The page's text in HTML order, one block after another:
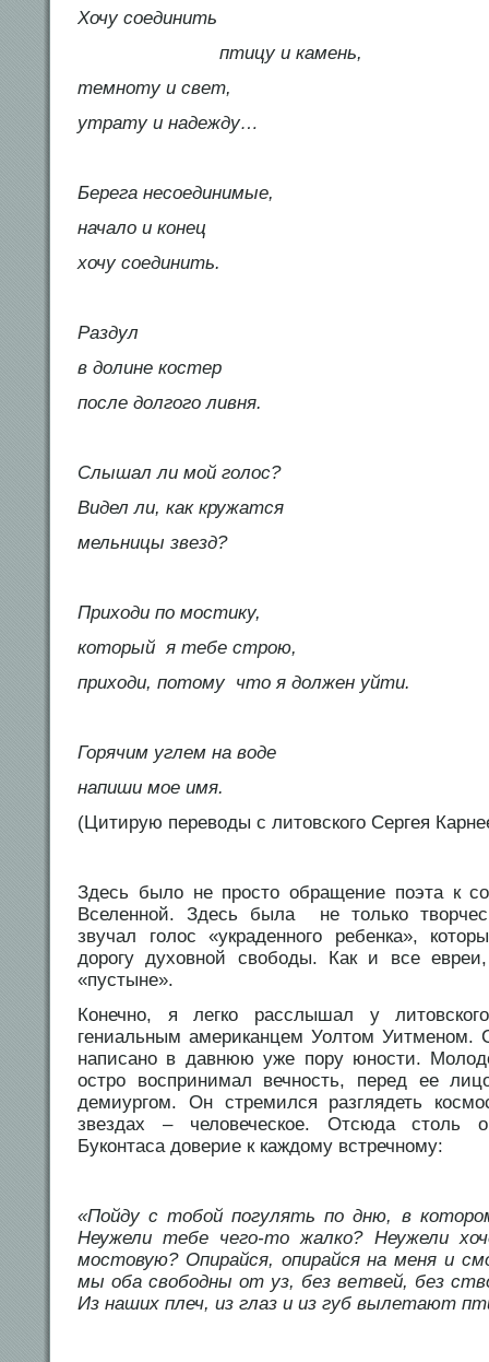
Хочу соединить
птицу и камень,
темноту и свет,
утрату и надежду…
Берега несоединимые,
начало и конец
хочу соединить.
Раздул
в долине костер
после долгого ливня.
Слышал ли мой голос?
Видел ли, как кружатся
мельницы звезд?
Приходи по мостику,
который я тебе строю,
приходи, потому что я должен уйти.
Горячим углем на воде
напиши мое имя.
(Цитирую переводы с литовского Сергея
Здесь было не просто обращение поэта к
Вселенной. Здесь была не только
звучал голос «украденного ребенка»,
дорогу духовной свободы. Как и все
«пустыне».
Конечно, я легко расслышал у
гениальным американцем Уолтом Уитменом.
написано в давнюю уже пору юности.
остро воспринимал вечность, перед ее
демиургом. Он стремился разглядеть
звездах – человеческое. Отсюда столь
Буконтаса доверие к каждому встречному:
«Пойду с тобой погулять по дню, в
Неужели тебе чего-то жалко? Неужели
мостовую? Опирайся, опирайся на меня и
мы оба свободны от уз, без ветвей, без
Из наших плеч, из глаз и из губ вылетают